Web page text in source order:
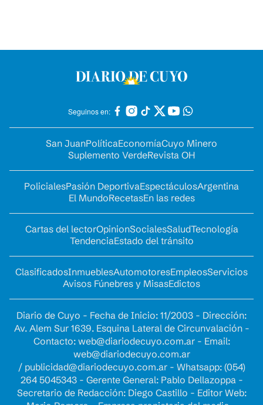
Seguinos en:
San JuanPolíticaEconomíaCuyo Minero
Suplemento VerdeRevista OH
PolicialesPasión DeportivaEspectáculosArgentina
El MundoRecetasEn las redes
Cartas del lectorOpinionSocialesSaludTecnología
TendenciaEstado del tránsito
ClasificadosInmueblesAutomotoresEmpleosServicios
Avisos Fúnebres y MisasEdictos
Diario de Cuyo - Fecha de Inicio: 11/2003 - Dirección:
Av. Alem Sur 1639. Esquina Lateral de Circunvalación -
Contacto: web@diariodecuyo.com.ar- Email:
web@diariodecuyo.com.ar
/ publicidad@diariodecuyo.com.ar- Whatsapp: (054)
264 5045343 - Gerente General: Pablo Dellazoppa -
Secretario de Redacción: Diego Castillo - Editor Web: